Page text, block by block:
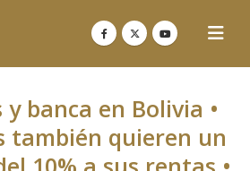
y banca en Bolivia •
también quieren un